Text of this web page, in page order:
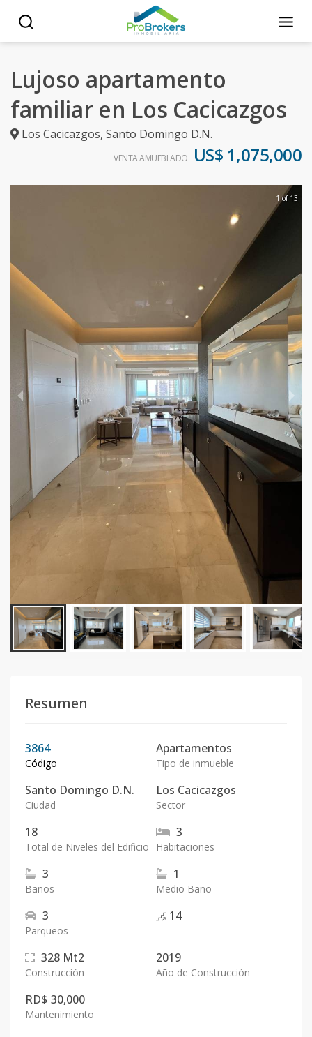
Lujoso apartamento
familiar en Los Cacicazgos
Los Cacicazgos, Santo Domingo D.N.
VENTA AMUEBLADO US$ 1,075,000
1 of 13
Resumen
3864
Código
Apartamentos
Tipo de inmueble
Santo Domingo D.N.
Ciudad
Los Cacicazgos
Sector
18
Total de Niveles del Edificio
3
Habitaciones
3
Baños
1
Medio Baño
3
Parqueos
14
328 Mt2
Construcción
2019
Año de Construcción
RD$ 30,000
Mantenimiento